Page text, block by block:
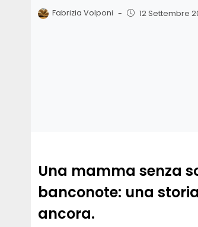
Fabrizia Volponi - 12 Settembre
Una mamma senza
banconote: una
ancora.